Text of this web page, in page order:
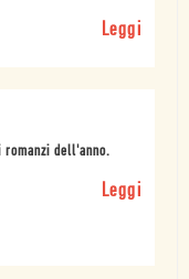
Leggi
dell'anno.
Leggi